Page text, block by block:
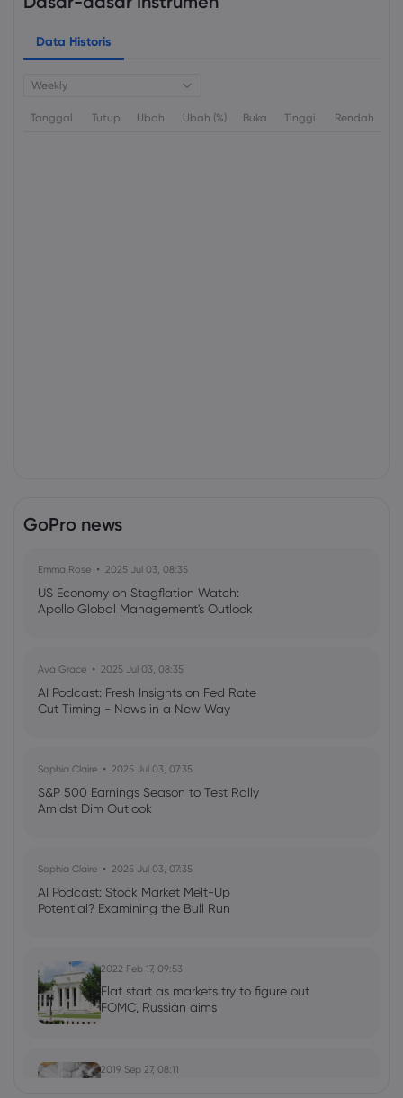
Data Historis
Weekly
Tanggal Tutup Ubah Ubah (%) Buka Tinggi Rendah
GoPro news
Emma Rose 2025 Jul 03, 08:35
US Economy on Stagflation Watch:
Apollo Global Management's Outlook
Ava Grace 2025 Jul 03, 08:35
AI Podcast: Fresh Insights on Fed Rate
Cut Timing - News in a New Way
Sophia Claire 2025 Jul 03, 07:35
S&P 500 Earnings Season to Test Rally
Amidst Dim Outlook
Sophia Claire 2025 Jul 03, 07:35
AI Podcast: Stock Market Melt-Up
Potential? Examining the Bull Run
2022 Feb 17, 09:53
Flat start as markets try to figure out
FOMC, Russian aims
2019 Sep 27, 08:11